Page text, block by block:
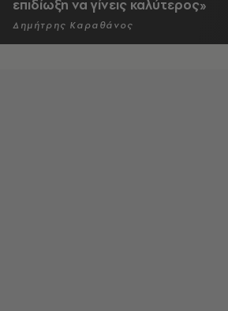
επιδίωξη να γίνεις καλύτερος»
Δημήτρης Καραθάνος